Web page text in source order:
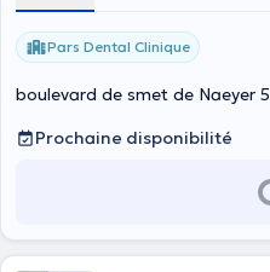
Pars Dental Clinique
boulevard de smet de Naeyer
Prochaine disponibilité